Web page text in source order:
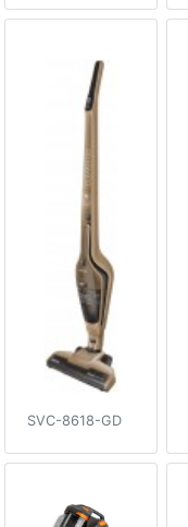
SVC-8618-GD